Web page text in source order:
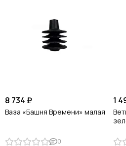
8 734 ₽
Ваза «Башня Времени» малая
0
1